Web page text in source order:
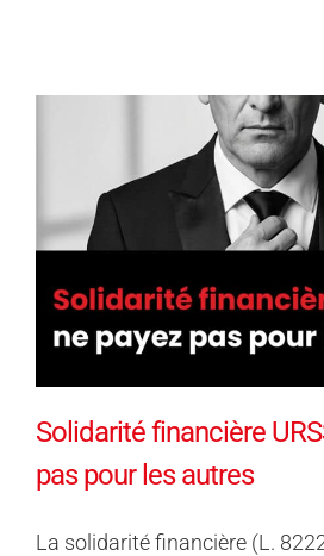
Solidarité financière
pas pour les autres
La solidarité financière (L.